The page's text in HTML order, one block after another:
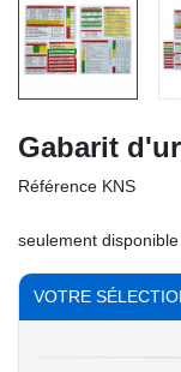
Gabarit
Référence KNS
seulement
VOTRE